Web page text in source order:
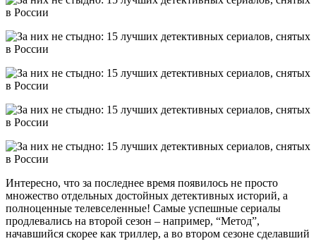
Интересно, что за последнее время появилось не просто
множество отдельных достойных детективных историй, а
полноценные телевселенные! Самые успешные сериалы
продлевались на второй сезон – например, “Метод”,
начавшийся скорее как триллер, а во втором сезоне сделавший